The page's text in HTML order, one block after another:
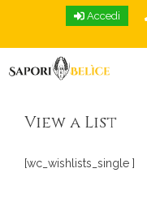
Accedi
View a List
[wc_wishlists_single ]